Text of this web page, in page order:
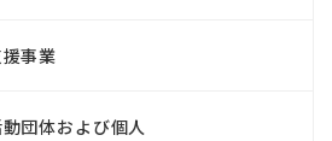
事業
団体および個人